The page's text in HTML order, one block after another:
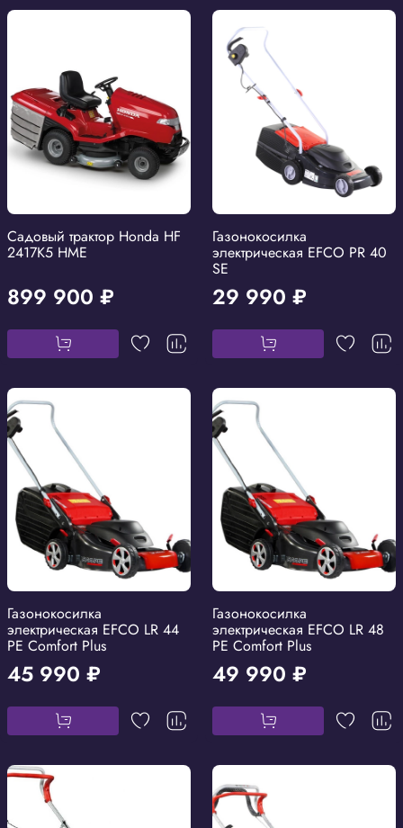
Садовый трактор Honda HF
2417K5 HME
899 900 ₽
Газонокосилка
электрическая EFCO PR 40
SE
29 990 ₽
Газонокосилка
электрическая EFCO LR 44
PE Comfort Plus
45 990 ₽
Газонокосилка
электрическая EFCO LR 48
PE Comfort Plus
49 990 ₽